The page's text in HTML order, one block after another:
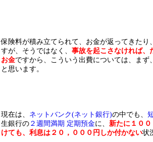
保険料が積み立てられて、お金が返ってきたり
すが、そうではなく、 事故を起こさなければ、
お金ですから、こういう出費については、まず
と思います。
現在は、 ネットバンク(ネット銀行)の中でも、
生銀行の２週間満期 定期預金に、 新たに１０
けても、利息は２０，０００円しか付かない状